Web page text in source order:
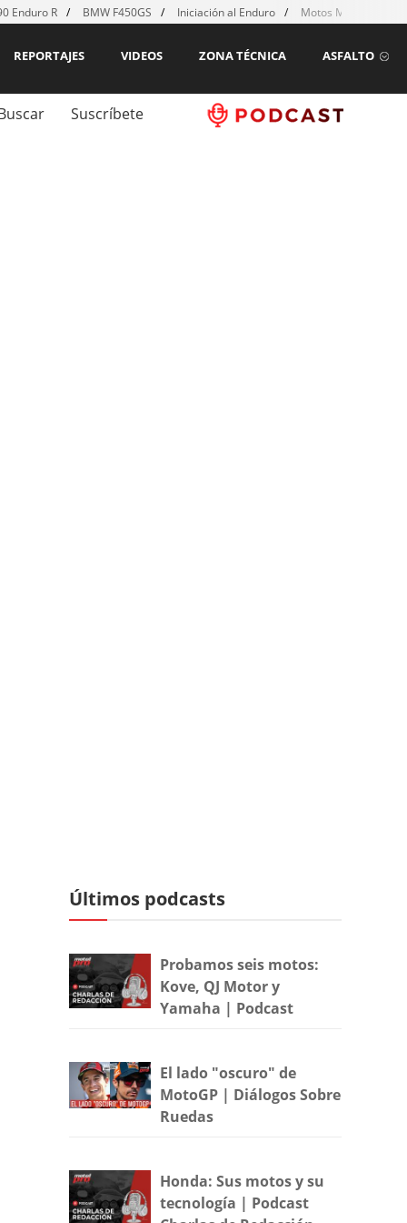
Enduro R BMW F450GS Iniciación al Enduro Motos MX para
ASFALTO
ZONA TÉCNICA
VIDEOS
REPORTAJES
Suscríbete
Últimos podcasts
Probamos seis motos:
Kove, QJ Motor y
Yamaha | Podcast
El lado "oscuro" de
MotoGP | Diálogos Sobre
Ruedas
Honda: Sus motos y su
tecnología | Podcast